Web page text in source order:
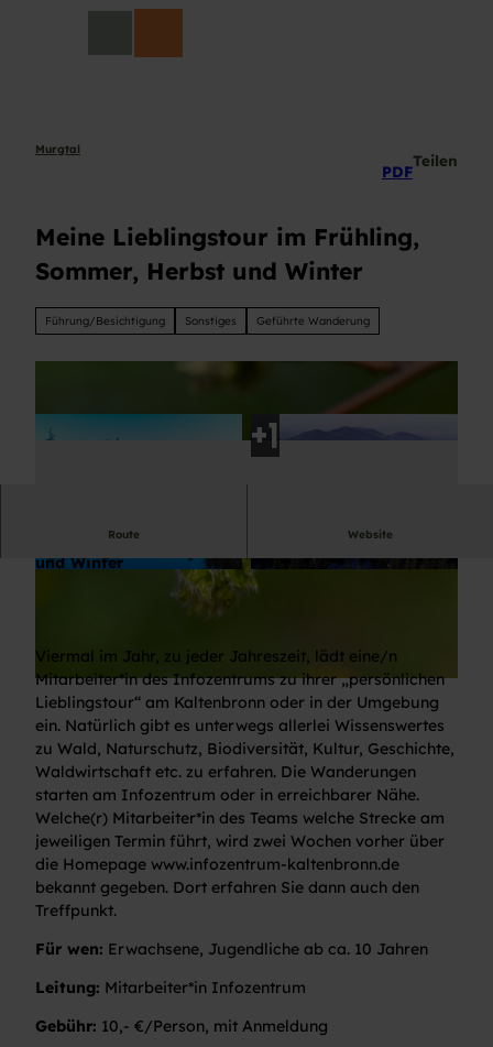
Murgtal
PDF
Teilen
Meine Lieblingstour im Frühling,
Sommer, Herbst und Winter
Führung/Besichtigung Sonstiges Geführte Wanderung
© pixabay
Route Website
Meine Lieblingstour – im Frühling/Sommer/Herbst
und Winter
Viermal im Jahr, zu jeder Jahreszeit, lädt eine/n
Mitarbeiter*in des Infozentrums zu ihrer „persönlichen
Lieblingstour“ am Kaltenbronn oder in der Umgebung
ein. Natürlich gibt es unterwegs allerlei Wissenswertes
zu Wald, Naturschutz, Biodiversität, Kultur, Geschichte,
Waldwirtschaft etc. zu erfahren. Die Wanderungen
starten am Infozentrum oder in erreichbarer Nähe.
Welche(r) Mitarbeiter*in des Teams welche Strecke am
jeweiligen Termin führt, wird zwei Wochen vorher über
die Homepage www.infozentrum-kaltenbronn.de
bekannt gegeben. Dort erfahren Sie dann auch den
Treffpunkt.
Für wen: Erwachsene, Jugendliche ab ca. 10 Jahren
Leitung: Mitarbeiter*in Infozentrum
Gebühr: 10,- €/Person, mit Anmeldung